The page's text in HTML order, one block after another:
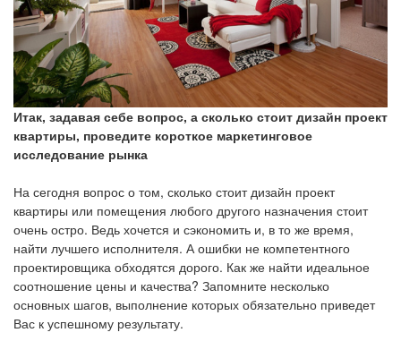
Итак, задавая себе вопрос, а сколько стоит дизайн проект
квартиры, проведите короткое маркетинговое
исследование рынка
На сегодня вопрос о том, сколько стоит дизайн проект
квартиры или помещения любого другого назначения стоит
очень остро. Ведь хочется и сэкономить и, в то же время,
найти лучшего исполнителя. А ошибки не компетентного
проектировщика обходятся дорого. Как же найти идеальное
соотношение цены и качества? Запомните несколько
основных шагов, выполнение которых обязательно приведет
Вас к успешному результату.